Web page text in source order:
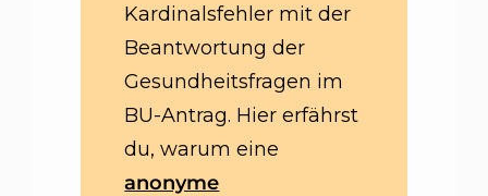
Kardinalsfehler mit der
Beantwortung der
Gesundheitsfragen im
BU-Antrag. Hier erfährst
du, warum eine
anonyme